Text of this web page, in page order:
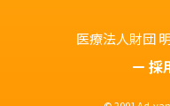
医療法人財団
採